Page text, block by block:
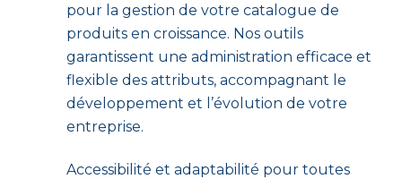
pour la gestion de votre catalogue de
produits en croissance. Nos outils
garantissent une administration efficace et
flexible des attributs, accompagnant le
développement et l’évolution de votre
entreprise.
Accessibilité et adaptabilité pour toutes